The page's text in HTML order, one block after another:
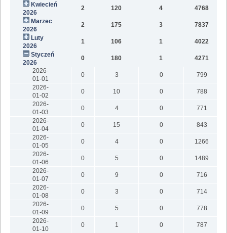
Kwiecień
2026
2 120 4 4768
Marzec
2026
2 175 3 7837
Luty
2026
1 106 1 4022
Styczeń
2026
0 180 1 4271
2026-
01-01
0 3 0 799
2026-
01-02
0 10 0 788
2026-
01-03
0 4 0 771
2026-
01-04
0 15 0 843
2026-
01-05
0 4 0 1266
2026-
01-06
0 5 0 1489
2026-
01-07
0 9 0 716
2026-
01-08
0 3 0 714
2026-
01-09
0 5 0 778
2026-
01-10
0 1 0 787